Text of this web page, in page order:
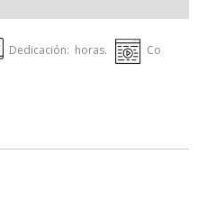
Dedicación: horas. Co